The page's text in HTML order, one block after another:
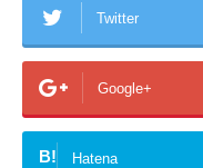
Twitter
Google+
B! Hatena